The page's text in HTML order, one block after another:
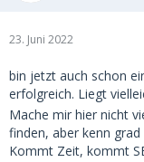
23. Juni 2022
bin jetzt auch schon
erfolgreich. Liegt
Mache mir hier nicht
finden, aber kenn
Kommt Zeit, kommt